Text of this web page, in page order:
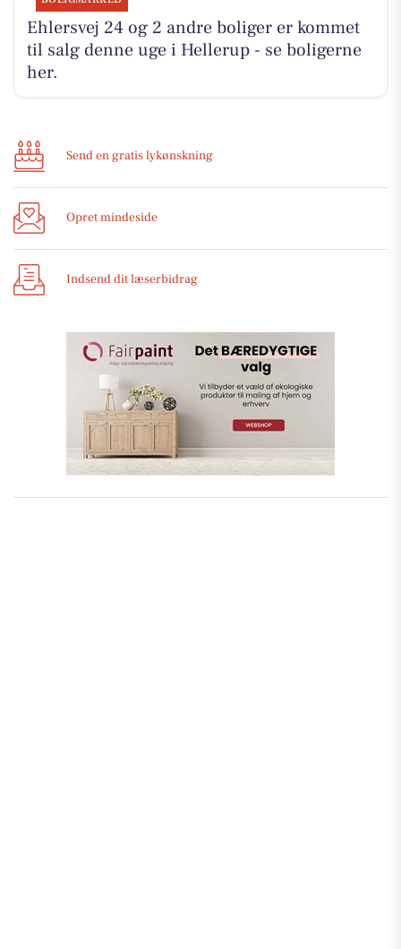
Ehlersvej 24 og 2 andre boliger er kommet
til salg denne uge i Hellerup - se boligerne
her.
Send en gratis lykønskning
Opret mindeside
Indsend dit læserbidrag